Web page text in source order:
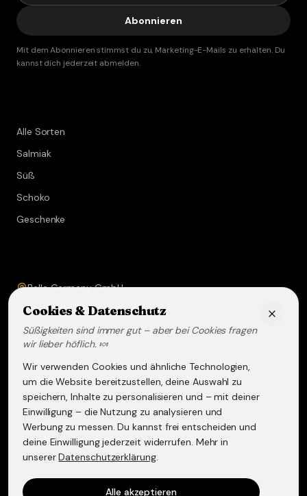
Abonnieren
Mit dem Abonnieren stimmst du zu, Marketing-E-Mails zu erhalten. Du
kannst dich jederzeit abmelden.
Alle Sorten
Salmiak
Süß
Schoko
Geschenke
Bella Germany GmbH
67583 Guntersblum
+49 (0) 6249 - 293158
@lakritzspezialitaeten
Versand & Lieferung
Widerruf & Rückgabe
Datenschutzerklärung
Cookies & Datenschutz
Süßigkeiten sind immer gut – aber bei Cookies fragen
wir lieber höflich. 🍬
Wir verwenden Cookies und ähnliche Technologien,
um die Website bereitzustellen, deine Auswahl zu
speichern, Inhalte zu personalisieren und – mit deiner
Einwilligung – die Nutzung zu analysieren und
Werbung zu messen. Du kannst frei entscheiden und
deine Einwilligung jederzeit widerrufen. Mehr in
unserer Datenschutzerklärung.
Alle akzeptieren